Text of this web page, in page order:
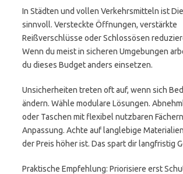
In Städten und vollen Verkehrsmitteln ist
sinnvoll. Versteckte Öffnungen, verstärkte
Reißverschlüsse oder Schlossösen
Wenn du meist in sicheren Umgebungen
du dieses Budget anders einsetzen.
Unsicherheiten treten oft auf, wenn sich
ändern. Wähle modulare Lösungen.
oder Taschen mit flexibel nutzbaren
Anpassung. Achte auf langlebige
der Preis höher ist. Das spart dir langfristig
Praktische Empfehlung: Priorisiere erst